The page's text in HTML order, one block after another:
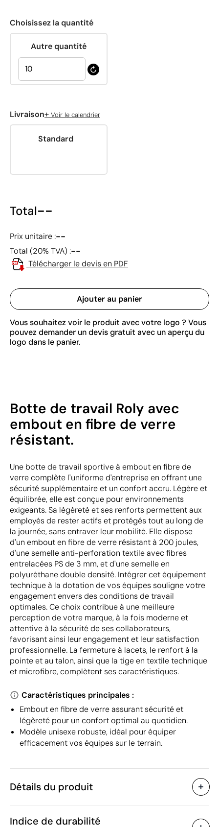
Choisissez la quantité
Autre quantité
Livraison+ Voir le calendrier
Standard
Total--
Prix unitaire :--
Total (20% TVA) :--
Télécharger le devis en PDF
Ajouter au panier
Vous souhaitez voir le produit avec votre logo ? Vous
pouvez demander un devis gratuit avec un aperçu du
logo dans le panier.
Botte de travail Roly avec
embout en fibre de verre
résistant.
Une botte de travail sportive à embout en fibre de
verre complète l'uniforme d'entreprise en offrant une
sécurité supplémentaire et un confort accru. Légère et
équilibrée, elle est conçue pour environnements
exigeants. Sa légèreté et ses renforts permettent aux
employés de rester actifs et protégés tout au long de
la journée, sans entraver leur mobilité. Elle dispose
d'un embout en fibre de verre résistant à 200 joules,
d'une semelle anti-perforation textile avec fibres
entrelacées PS de 3 mm, et d'une semelle en
polyuréthane double densité. Intégrer cet équipement
technique à la dotation de vos équipes souligne votre
engagement envers des conditions de travail
optimales. Ce choix contribue à une meilleure
perception de votre marque, à la fois moderne et
attentive à la sécurité de ses collaborateurs,
favorisant ainsi leur engagement et leur satisfaction
professionnelle. La fermeture à lacets, le renfort à la
pointe et au talon, ainsi que la tige en textile technique
et microfibre, complètent ses caractéristiques.
Caractéristiques principales :
Embout en fibre de verre assurant sécurité et
légèreté pour un confort optimal au quotidien.
Modèle unisexe robuste, idéal pour équiper
efficacement vos équipes sur le terrain.
Détails du produit
Caractéristiques
Code du produit
Indice de durabilité